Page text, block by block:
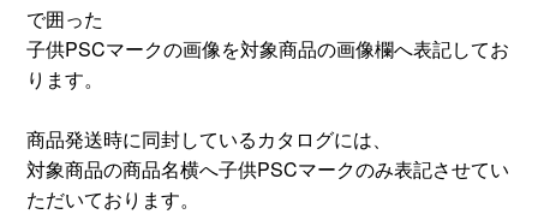
で囲った
子供PSCマークの画像を対象商品の画像欄へ表記してお
ります。
商品発送時に同封しているカタログには、
対象商品の商品名横へ子供PSCマークのみ表記させてい
ただいております。